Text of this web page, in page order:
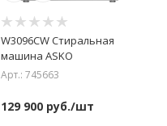
W3096CW Стиральная
машина ASKO
Арт.: 745663
129 900руб./шт